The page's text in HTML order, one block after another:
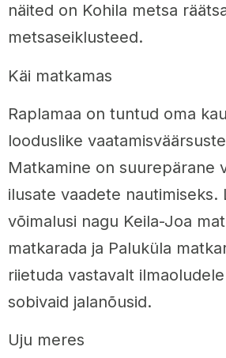
näited on Kohila metsa
metsaseiklusteed.
Käi matkamas
Raplamaa on tuntud oma
looduslike
Matkamine on suurepärane
ilusate vaadete nautimiseks.
võimalusi nagu Keila-Joa
matkarada ja Paluküla
riietuda vastavalt
sobivaid jalanõusid.
Uju meres